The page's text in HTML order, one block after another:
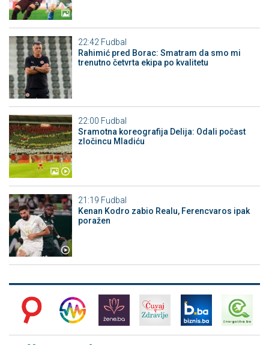
22:42 Fudbal
Rahimić pred Borac: Smatram da smo mi
trenutno četvrta ekipa po kvalitetu
22:00 Fudbal
Sramotna koreografija Delija: Odali počast
zločincu Mladiću
21:19 Fudbal
Kenan Kodro zabio Realu, Ferencvaros ipak
poražen